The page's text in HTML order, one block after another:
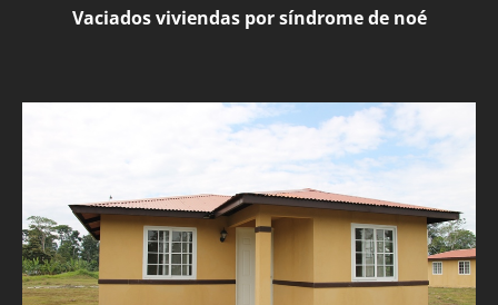
Vaciados viviendas por síndrome de noé